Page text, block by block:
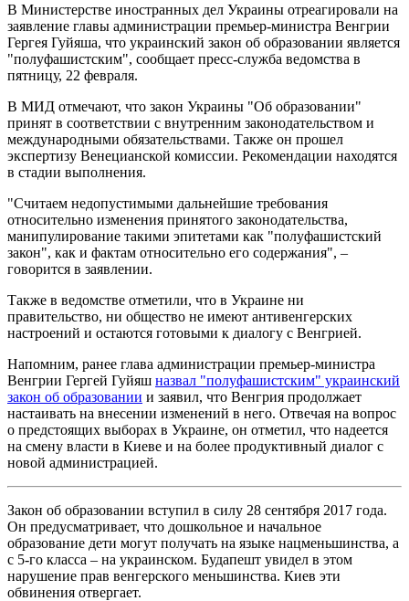
В Министерстве иностранных дел Украины отреагировали на
заявление главы администрации премьер-министра Венгрии
Гергея Гуйяша, что украинский закон об образовании является
"полуфашистским", сообщает пресс-служба ведомства в
пятницу, 22 февраля.
В МИД отмечают, что закон Украины "Об образовании"
принят в соответствии с внутренним законодательством и
международными обязательствами. Также он прошел
экспертизу Венецианской комиссии. Рекомендации находятся
в стадии выполнения.
"Считаем недопустимыми дальнейшие требования
относительно изменения принятого законодательства,
манипулирование такими эпитетами как "полуфашистский
закон", как и фактам относительно его содержания", –
говорится в заявлении.
Также в ведомстве отметили, что в Украине ни
правительство, ни общество не имеют антивенгерских
настроений и остаются готовыми к диалогу с Венгрией.
Напомним, ранее глава администрации премьер-министра
Венгрии Гергей Гуйяш назвал "полуфашистским" украинский
закон об образовании и заявил, что Венгрия продолжает
настаивать на внесении изменений в него. Отвечая на вопрос
о предстоящих выборах в Украине, он отметил, что надеется
на смену власти в Киеве и на более продуктивный диалог с
новой администрацией.
Закон об образовании вступил в силу 28 сентября 2017 года.
Он предусматривает, что дошкольное и начальное
образование дети могут получать на языке нацменьшинства, а
с 5-го класса – на украинском. Будапешт увидел в этом
нарушение прав венгерского меньшинства. Киев эти
обвинения отвергает.